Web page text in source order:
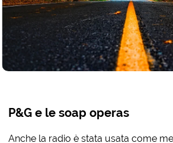
P&G e le soap operas
Anche la radio è stata usata come